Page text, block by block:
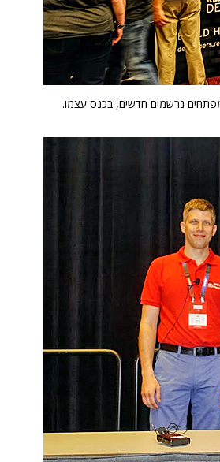
מפתחים נרשמים חדשים, בכנס עצמו.